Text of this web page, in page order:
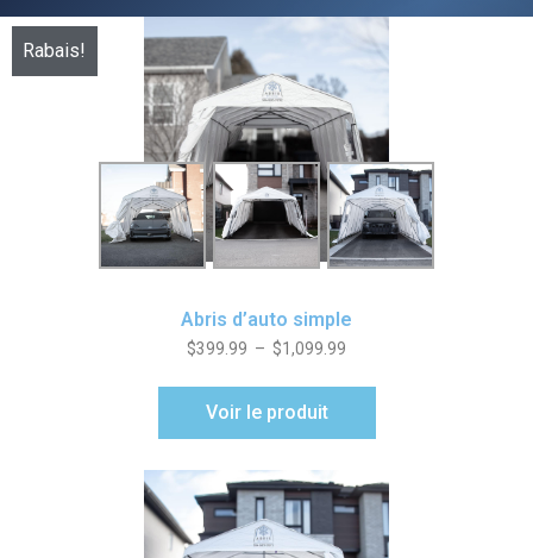
Rabais!
Abris d’auto simple
$399.99 – $1,099.99
Voir le produit